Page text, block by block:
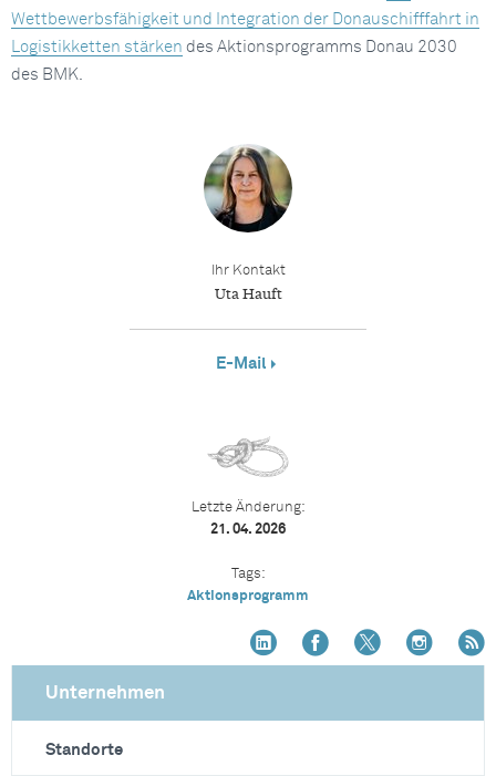
Wettbewerbsfähigkeit und Integration der Donauschifffahrt in
Logistikketten stärken des Aktionsprogramms Donau 2030
des BMK.
Ihr Kontakt
Uta Hauft
E-Mail
Letzte Änderung:
21. 04. 2026
Tags:
Aktionsprogramm
Unternehmen
Standorte